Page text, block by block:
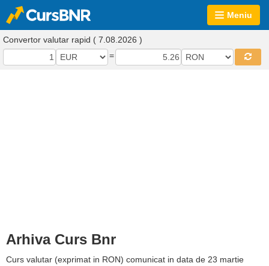
Meniu
Convertor valutar rapid ( 7.08.2026 )
=
Arhiva Curs Bnr
Curs valutar (exprimat in RON) comunicat in data de 23 martie